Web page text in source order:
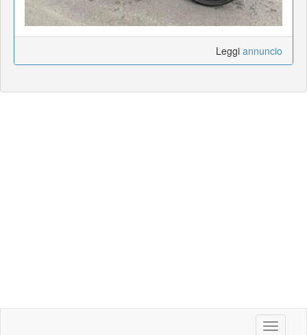
Leggi annuncio
Toggle